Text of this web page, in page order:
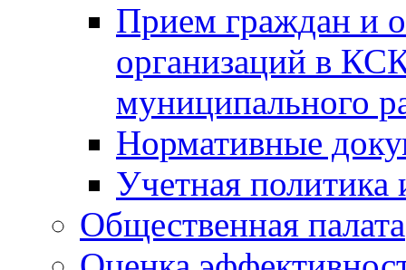
Прием граждан и
организаций в
муниципального
Нормативные
Учетная политика
Общественная палата